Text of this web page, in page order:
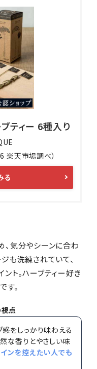
ティー 6種入り
天市場調べ）
る
、気分やシーンに合わ
も洗練されていて、
ト。ハーブティー好き
す。
点
をしっかり味わえる
な香りとやさしい味
ンを控えたい人でも